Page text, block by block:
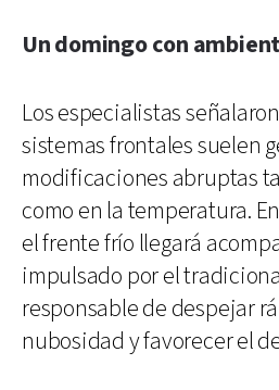
Un domingo con
Los especialistas
sistemas frontales suelen
modificaciones abruptas
como en la temperatura.
el frente frío llegará
impulsado por el
responsable de despejar
nubosidad y favorecer el